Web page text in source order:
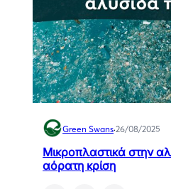
Green Swans·26/08/2025
Μικροπλαστικά στην
αόρατη κρίση